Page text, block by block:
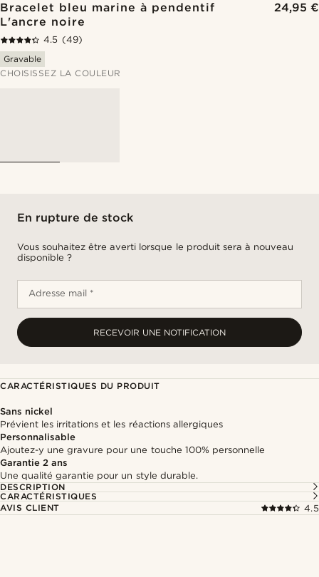
Bracelet bleu marine à pendentif
L'ancre noire
24,95 €
4.5 (49)
Gravable
CHOISISSEZ LA COULEUR
En rupture de stock
Vous souhaitez être averti lorsque le produit sera à nouveau
disponible ?
Adresse mail *
RECEVOIR UNE NOTIFICATION
CARACTÉRISTIQUES DU PRODUIT
Sans nickel
Prévient les irritations et les réactions allergiques
Personnalisable
Ajoutez-y une gravure pour une touche 100% personnelle
Garantie 2 ans
Une qualité garantie pour un style durable.
DESCRIPTION
CARACTÉRISTIQUES
AVIS CLIENT
4.5